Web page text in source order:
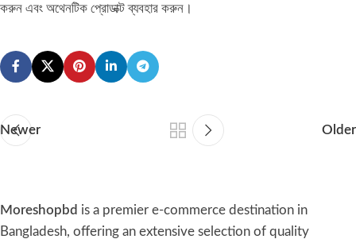
করুন এবং অথেনটিক প্রোডাক্ট ব্যবহার করুন।
Newer Older
Moreshopbd is a premier e-commerce destination in
Bangladesh, offering an extensive selection of quality